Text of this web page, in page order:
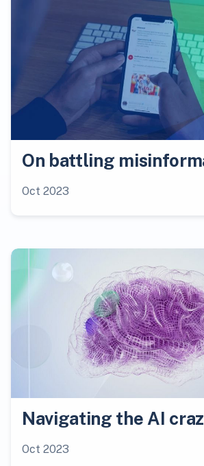
On battling
Oct 2023
Navigating the AI
Oct 2023